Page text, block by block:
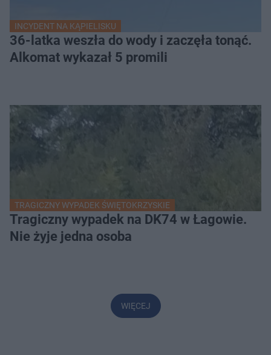
INCYDENT NA KĄPIELISKU
36-latka weszła do wody i zaczęła tonąć.
Alkomat wykazał 5 promili
TRAGICZNY WYPADEK ŚWIĘTOKRZYSKIE
Tragiczny wypadek na DK74 w Łagowie.
Nie żyje jedna osoba
WIĘCEJ